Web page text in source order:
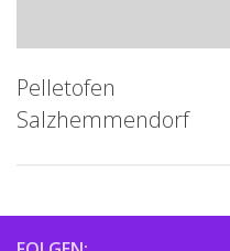
Pelletofen
Salzhemmendorf